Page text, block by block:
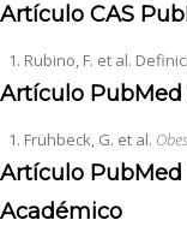
Artículo CAS
Rubino, F. et al.
Artículo PubMed
Frühbeck, G. et al.
Artículo PubMed
Académico